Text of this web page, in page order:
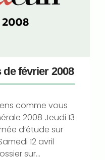
février 2008
comme vous
2008 Jeudi 13
d’étude sur
12 avril
sur...